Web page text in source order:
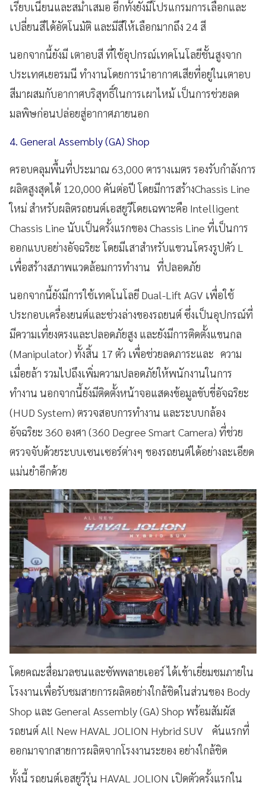
เรียบเนียนและสม่ำเสมอ อีกทั้งยังมีโปรแกรมการเลือกและ
เปลี่ยนสีได้อัตโนมัติ และมีสีให้เลือกมากถึง 24 สี
นอกจากนี้ยังมี เตาอบสี ที่ใช้อุปกรณ์เทคโนโลยีชั้นสูงจาก
ประเทศเยอรมนี ทำงานโดยการนำอากาศเสียที่อยู่ในเตาอบ
สีมาผสมกับอากาศบริสุทธิ์ในการเผาไหม้ เป็นการช่วยลด
มลพิษก่อนปล่อยสู่อากาศภายนอก
4. General Assembly (GA) Shop
ครอบคลุมพื้นที่ประมาณ 63,000 ตารางเมตร รองรับกำลังการ
ผลิตสูงสุดได้ 120,000 คันต่อปี โดยมีการสร้างChassis Line
ใหม่ สำหรับผลิตรถยนต์เอสยูวีโดยเฉพาะคือ Intelligent
Chassis Line นับเป็นครั้งแรกของ Chassis Line ที่เป็นการ
ออกแบบอย่างอัจฉริยะ โดยมีเสาสำหรับแขวนโครงรูปตัว L
เพื่อสร้างสภาพแวดล้อมการทำงาน ที่ปลอดภัย
นอกจากนี้ยังมีการใช้เทคโนโลยี Dual-Lift AGV เพื่อใช้
ประกอบเครื่องยนต์และช่วงล่างของรถยนต์ ซึ่งเป็นอุปกรณ์ที่
มีความเที่ยงตรงและปลอดภัยสูง และยังมีการติดตั้งแขนกล
(Manipulator) ทั้งสิ้น 17 ตัว เพื่อช่วยลดภาระและ ความ
เมื่อยล้า รวมไปถึงเพิ่มความปลอดภัยให้พนักงานในการ
ทำงาน นอกจากนี้ยังมีติดตั้งหน้าจอแสดงข้อมูลขับขี่อัจฉริยะ
(HUD System) ตรวจสอบการทำงาน และระบบกล้อง
อัจฉริยะ 360 องศา (360 Degree Smart Camera) ที่ช่วย
ตรวจจับด้วยระบบเซนเซอร์ต่างๆ ของรถยนต์ได้อย่างละเอียด
แม่นยำอีกด้วย
โดยคณะสื่อมวลชนและซัพพลายเออร์ ได้เข้าเยี่ยมชมภายใน
โรงงานเพื่อรับชมสายการผลิตอย่างใกล้ชิดในส่วนของ Body
Shop และ General Assembly (GA) Shop พร้อมสัมผัส
รถยนต์ All New HAVAL JOLION Hybrid SUV คันแรกที่
ออกมาจากสายการผลิตจากโรงงานระยอง อย่างใกล้ชิด
ทั้งนี้ รถยนต์เอสยูวีรุ่น HAVAL JOLION เปิดตัวครั้งแรกใน